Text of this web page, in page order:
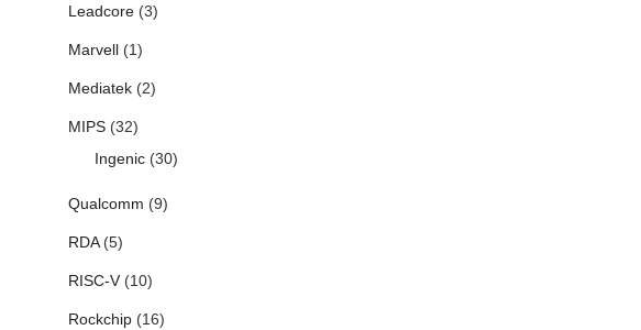
Leadcore(3)
Marvell(1)
Mediatek(2)
MIPS(32)
Ingenic(30)
Qualcomm (9)
RDA(5)
RISC-V(10)
Rockchip(16)